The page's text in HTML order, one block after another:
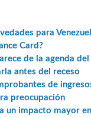
para
Card?
de la agenda
antes del receso
de
preocupación
un impacto mayor